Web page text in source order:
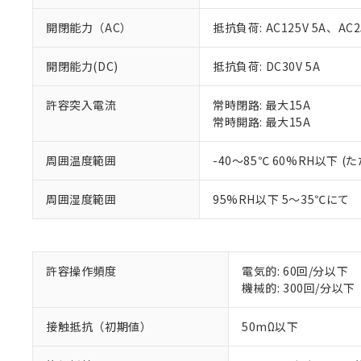
開閉能力（AC） 抵抗負荷: AC125V 5A、
開閉能力(DC) 抵抗負荷: DC30V 5A
許容突入電流
常時閉路: 最大15A
常時開路: 最大15A
周囲温度範囲 -40～85℃ 60%RH以下 (た
周囲湿度範囲 95%RH以下 5～35℃にて
許容操作頻度
電気的: 60回/分以下
機械的: 300回/分以下
接触抵抗（初期値） 50mΩ以下
以下の条件をお読
くものです。
当社制御機
※1 対応状況
対応済み：EU
対応予定：EU
対応予定なし：
非該当品：ライセ
仕入先様の事情に
があります。
鉛(Pb) 1000ppm以下、
「○」：最大均質
「×」：最大均質
「－」：未確認で
う）を輸出
などの必要